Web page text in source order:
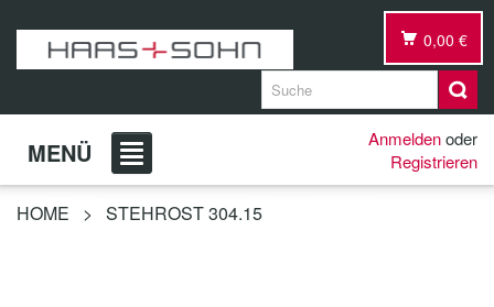
0,00 €
MENÜ Anmeldenoder
Registrieren
HOME > STEHROST 304.15